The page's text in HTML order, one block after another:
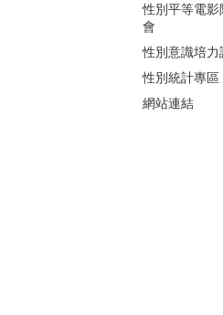
性別平等電影
會
性別意識培力
性別統計專區
網站連結